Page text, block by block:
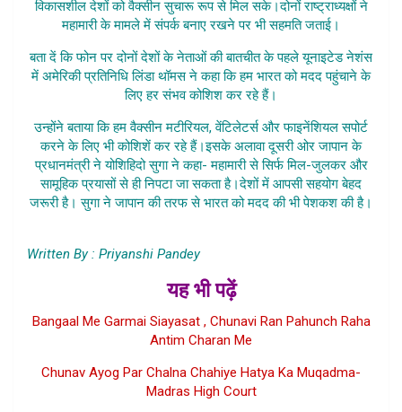
विकासशील देशों को वैक्सीन सुचारू रूप से मिल सके।दोनों राष्ट्राध्यक्षों ने
महामारी के मामले में संपर्क बनाए रखने पर भी सहमति जताई।
बता दें कि फोन पर दोनों देशों के नेताओं की बातचीत के पहले यूनाइटेड नेशंस
में अमेरिकी प्रतिनिधि लिंडा थॉमस ने कहा कि हम भारत को मदद पहुंचाने के
लिए हर संभव कोशिश कर रहे हैं।
उन्होंने बताया कि हम वैक्सीन मटीरियल, वेंटिलेटर्स और फाइनेंशियल सपोर्ट
करने के लिए भी कोशिशें कर रहे हैं।इसके अलावा दूसरी ओर जापान के
प्रधानमंत्री ने योशिहिदो सुगा ने कहा- महामारी से सिर्फ मिल-जुलकर और
सामूहिक प्रयासों से ही निपटा जा सकता है।देशों में आपसी सहयोग बेहद
जरूरी है। सुगा ने जापान की तरफ से भारत को मदद की भी पेशकश की है।
Written By : Priyanshi Pandey
यह भी पढ़ें
Bangaal Me Garmai Siayasat , Chunavi Ran Pahunch Raha
Antim Charan Me
Chunav Ayog Par Chalna Chahiye Hatya Ka Muqadma-
Madras High Court